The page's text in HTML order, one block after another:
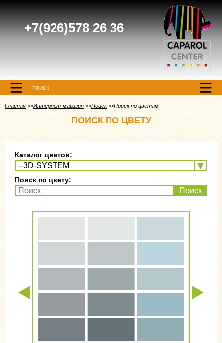
+7(926)578 26 36
поиск
Главная Интернет-магазин Поиск Поиск по цветам
ПОИСК ПО ЦВЕТУ
Каталог цветов:
Поиск по цвету:
Поиск